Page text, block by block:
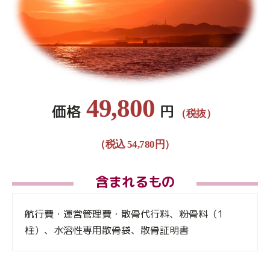
価格 49,800 円 （税抜）
（税込 54,780円）
含まれるもの
航行費・運営管理費・散骨代行料、粉骨料（1
柱）、水溶性専用散骨袋、散骨証明書